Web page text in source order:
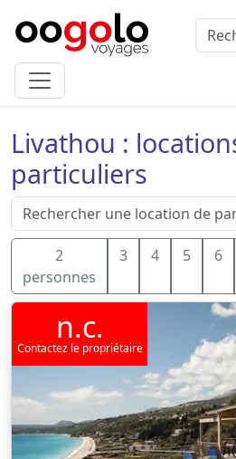
Livathou :
particuliers
2
personnes
3 4 5 6
n.c.
Contactez le propriétaire